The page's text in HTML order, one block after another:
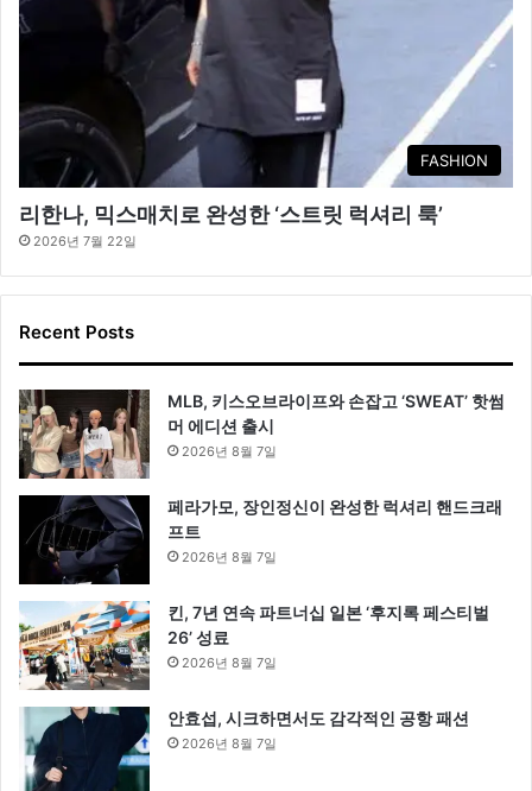
FASHION
리한나, 믹스매치로 완성한 ‘스트릿 럭셔리 룩’
2026년 7월 22일
Recent Posts
MLB, 키스오브라이프와 손잡고 ‘SWEAT’ 핫썸
머 에디션 출시
2026년 8월 7일
페라가모, 장인정신이 완성한 럭셔리 핸드크래
프트
2026년 8월 7일
킨, 7년 연속 파트너십 일본 ‘후지록 페스티벌
26’ 성료
2026년 8월 7일
안효섭, 시크하면서도 감각적인 공항 패션
2026년 8월 7일